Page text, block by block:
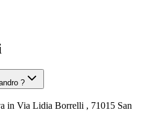
?
in Via Lidia Borrelli , 71015 San